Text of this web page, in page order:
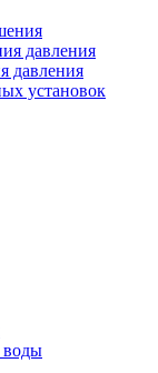
давления
давления
установок
воды